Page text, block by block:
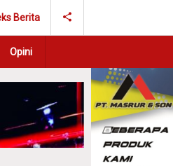
Berita
Opini